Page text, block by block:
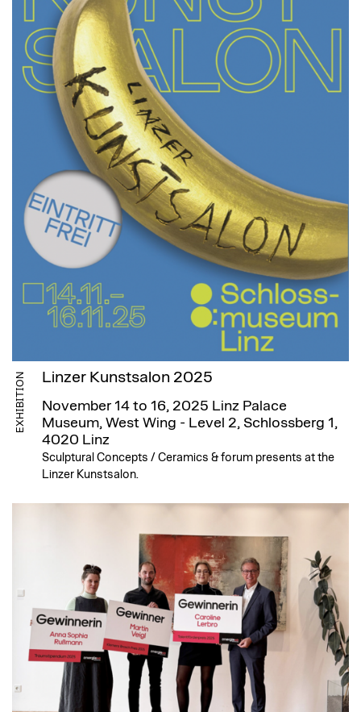
EXHIBITION Linzer Kunstsalon 2025
November 14 to 16, 2025 Linz Palace
Museum, West Wing - Level 2, Schlossberg 1,
4020 Linz
Sculptural Concepts / Ceramics & forum presents at the
Linzer Kunstsalon.